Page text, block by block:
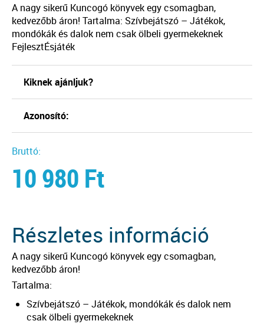
A nagy sikerű Kuncogó könyvek egy csomagban,
kedvezőbb áron! Tartalma: Szívbejátszó – Játékok,
mondókák és dalok nem csak ölbeli gyermekeknek
FejlesztÉsjáték
Kiknek ajánljuk?
Azonosító:
Bruttó:
10 980 Ft
Részletes információ
A nagy sikerű Kuncogó könyvek egy csomagban,
kedvezőbb áron!
Tartalma:
Szívbejátszó – Játékok, mondókák és dalok nem
csak ölbeli gyermekeknek